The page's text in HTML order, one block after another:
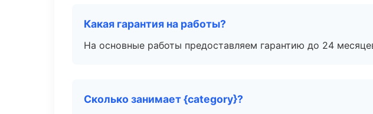
Какая гарантия на работы?
На основные работы предоставляем гарантию до 24
Сколько занимает {category}?